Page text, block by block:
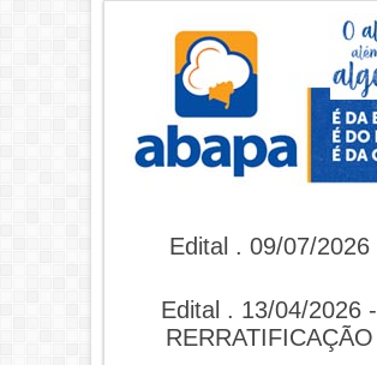
Edital . 09/07/2026
Edital . 13/04/2026 -
RERRATIFICAÇÃO